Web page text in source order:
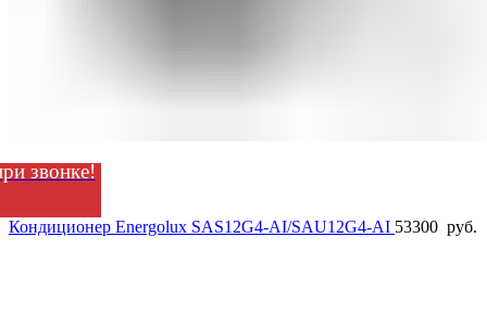
звонке!
Кондиционер Energolux SAS12G4-AI/SAU12G4-AI 53300 руб.